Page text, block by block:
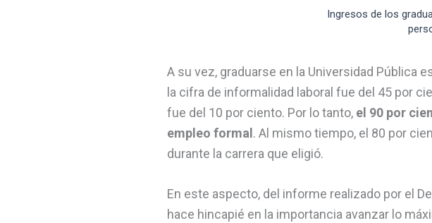
Ingresos de los
A su vez, graduarse en la Universidad Pública
la cifra de informalidad laboral fue del 45 por
fue del 10 por ciento. Por lo tanto, el 90 por
empleo formal. Al mismo tiempo, el 80 por
durante la carrera que eligió.
En este aspecto, del informe realizado por el
hace hincapié en la importancia avanzar lo